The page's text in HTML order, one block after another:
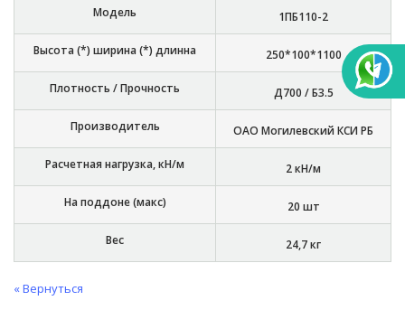
Модель 1ПБ110-2
Высота (*) ширина (*) длинна 250*100*1100
Плотность / Прочность Д700 / Б3.5
Производитель ОАО Могилевский КСИ РБ
Расчетная нагрузка, кН/м 2 кН/м
На поддоне (макс) 20 шт
Вес 24,7 кг
« Вернуться